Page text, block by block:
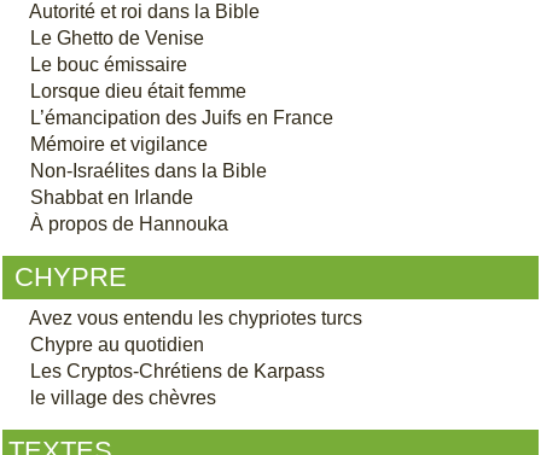
Autorité et roi dans la Bible
Le Ghetto de Venise
Le bouc émissaire
Lorsque dieu était femme
L’émancipation des Juifs en France
Mémoire et vigilance
Non-Israélites dans la Bible
Shabbat en Irlande
À propos de Hannouka
CHYPRE
Avez vous entendu les chypriotes turcs
Chypre au quotidien
Les Cryptos-Chrétiens de Karpass
le village des chèvres